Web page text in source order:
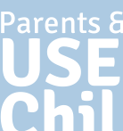
Parents